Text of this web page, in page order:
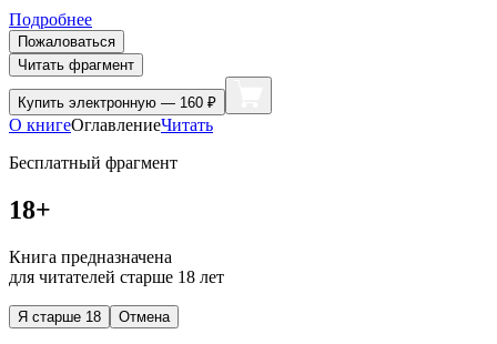
Подробнее
Пожаловаться
Читать фрагмент
Купить электронную — 160 ₽
О книгеОглавлениеЧитать
Бесплатный фрагмент
18+
Книга предназначена
для читателей старше 18 лет
Я старше 18 Отмена